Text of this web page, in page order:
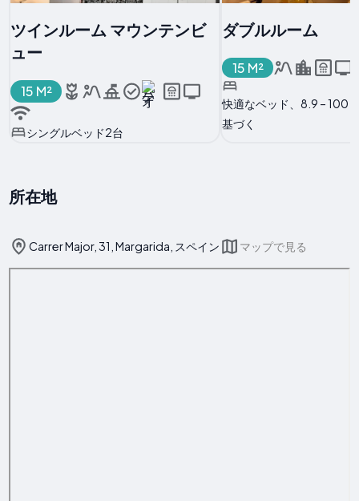
ツインルーム マウンテンビ
ュー
15 M²
シングルベッド2台
ダブルルーム
15 M²
快適なベッド、8.9 – 100
基づく
所在地
Carrer Major, 31, Margarida, スペイン マップで見る